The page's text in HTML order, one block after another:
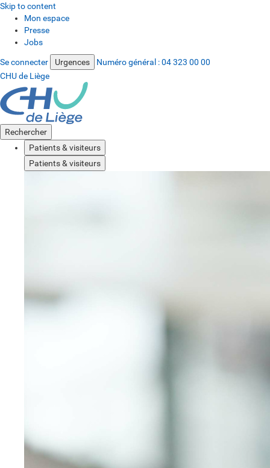
Skip to content
Mon espace
Presse
Jobs
Se connecter Urgences Numéro général :04 323 00 00
CHU de Liège
Rechercher
Patients & visiteurs
Patients & visiteurs